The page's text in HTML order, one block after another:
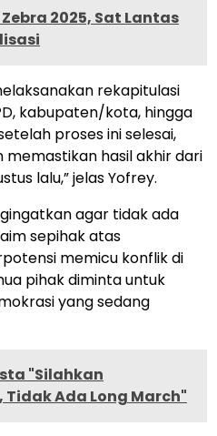
2025, Sat Lantas
rekapitulasi
kabupaten/kota, hingga
proses ini selesai,
hasil akhir dari
lalu,” jelas Yofrey.
agar tidak ada
sepihak atas
memicu konflik di
pihak diminta untuk
yang sedang
"Silahkan
Ada Long March"